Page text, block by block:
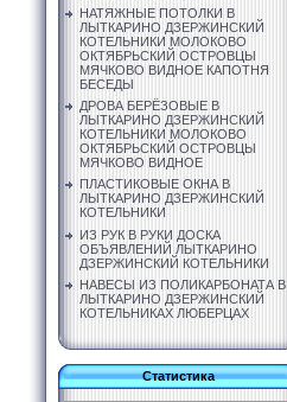
НАТЯЖНЫЕ ПОТОЛКИ В
ЛЫТКАРИНО ДЗЕРЖИНСКИЙ
КОТЕЛЬНИКИ МОЛОКОВО
ОКТЯБРЬСКИЙ ОСТРОВЦЫ
МЯЧКОВО ВИДНОЕ КАПОТНЯ
БЕСЕДЫ
ДРОВА БЕРЁЗОВЫЕ В
ЛЫТКАРИНО ДЗЕРЖИНСКИЙ
КОТЕЛЬНИКИ МОЛОКОВО
ОКТЯБРЬСКИЙ ОСТРОВЦЫ
МЯЧКОВО ВИДНОЕ
ПЛАСТИКОВЫЕ ОКНА В
ЛЫТКАРИНО ДЗЕРЖИНСКИЙ
КОТЕЛЬНИКИ
ИЗ РУК В РУКИ ДОСКА
ОБЪЯВЛЕНИЙ ЛЫТКАРИНО
ДЗЕРЖИНСКИЙ КОТЕЛЬНИКИ
НАВЕСЫ ИЗ ПОЛИКАРБОНАТА В
ЛЫТКАРИНО ДЗЕРЖИНСКИЙ
КОТЕЛЬНИКАХ ЛЮБЕРЦАХ
Статистика